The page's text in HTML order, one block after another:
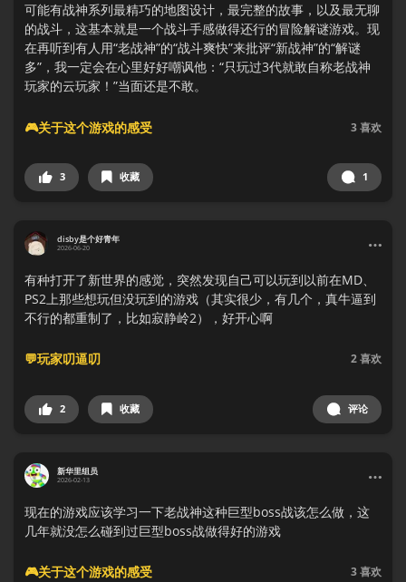
可能有战神系列最精巧的地图设计，最完整的故事，以及最无聊
的战斗，这基本就是一个战斗手感做得还行的冒险解谜游戏。现
在再听到有人用“老战神”的“战斗爽快”来批评“新战神”的“解谜
多”，我一定会在心里好好嘲讽他：“只玩过3代就敢自称老战神
玩家的云玩家！”当面还是不敢。
🎮关于这个游戏的感受 3喜欢
3 收藏 1
disby是个好青年
2026-06-20
有种打开了新世界的感觉，突然发现自己可以玩到以前在MD、
PS2上那些想玩但没玩到的游戏（其实很少，有几个，真牛逼到
不行的都重制了，比如寂静岭2），好开心啊
💬玩家叨逼叨 2喜欢
2 收藏 评论
新华里组员
2026-02-13
现在的游戏应该学习一下老战神这种巨型boss战该怎么做，这
几年就没怎么碰到过巨型boss战做得好的游戏
🎮关于这个游戏的感受 3喜欢